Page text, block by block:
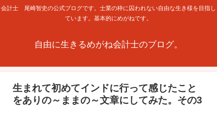
会計士 尾崎智史の公式ブログです。士業の枠に囚われない自由な生き様を目指し
ています。基本的にめがねです。
自由に生きるめがね会計士のブログ。
生まれて初めてインドに行って感じたこと
をありの～ままの～文章にしてみた。その3